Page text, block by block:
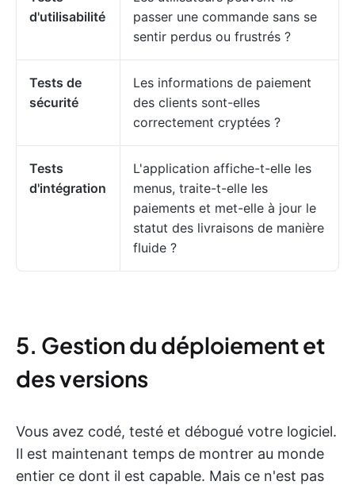
d'utilisabilité
passer une commande sans se
sentir perdus ou frustrés ?
Tests de
sécurité
Les informations de paiement
des clients sont-elles
correctement cryptées ?
Tests
d'intégration
L'application affiche-t-elle les
menus, traite-t-elle les
paiements et met-elle à jour le
statut des livraisons de manière
fluide ?
5. Gestion du déploiement et
des versions
Vous avez codé, testé et débogué votre logiciel.
Il est maintenant temps de montrer au monde
entier ce dont il est capable. Mais ce n'est pas